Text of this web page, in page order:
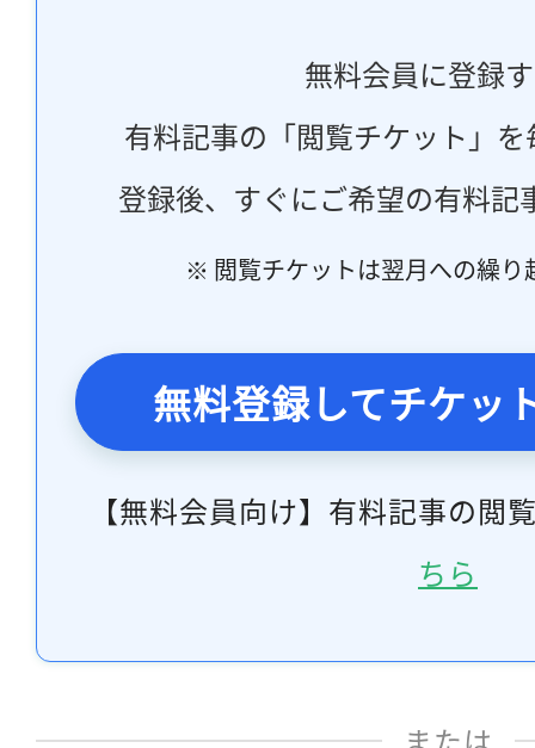
無料会員に登録
有料記事の「閲覧チケット」
登録後、すぐにご希望の有料記
※ 閲覧チケットは翌月への繰り
無料登録してチケッ
【無料会員向け】有料記事の閲
ちら